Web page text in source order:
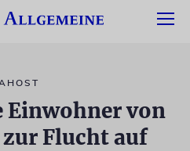
Einwohner von
Flucht auf